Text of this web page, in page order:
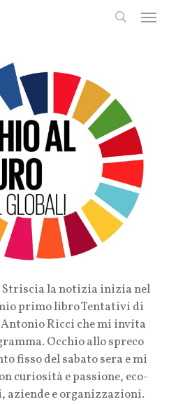
Striscia la notizia inizia nel
primo libro Tentativi di
Antonio Ricci che mi invita
Occhio allo spreco
fisso del sabato sera e mi
curiosità e passione, eco-
e organizzazioni.